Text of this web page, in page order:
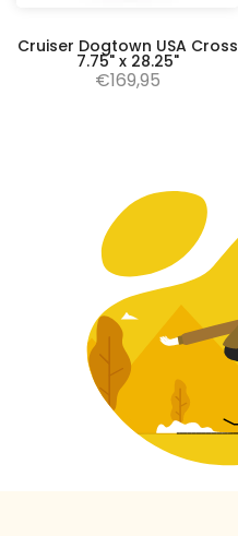
Cruiser Dogtown USA Cross
7.75" x 28.25"
€169,95